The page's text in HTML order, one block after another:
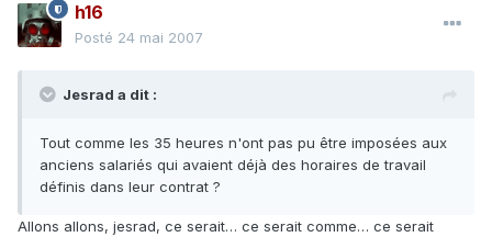
h16
Posté 24 mai 2007
Jesrad a dit :
Tout comme les 35 heures n'ont pas pu être imposées aux
anciens salariés qui avaient déjà des horaires de travail
définis dans leur contrat ?
Allons allons, jesrad, ce serait… ce serait comme… ce serait